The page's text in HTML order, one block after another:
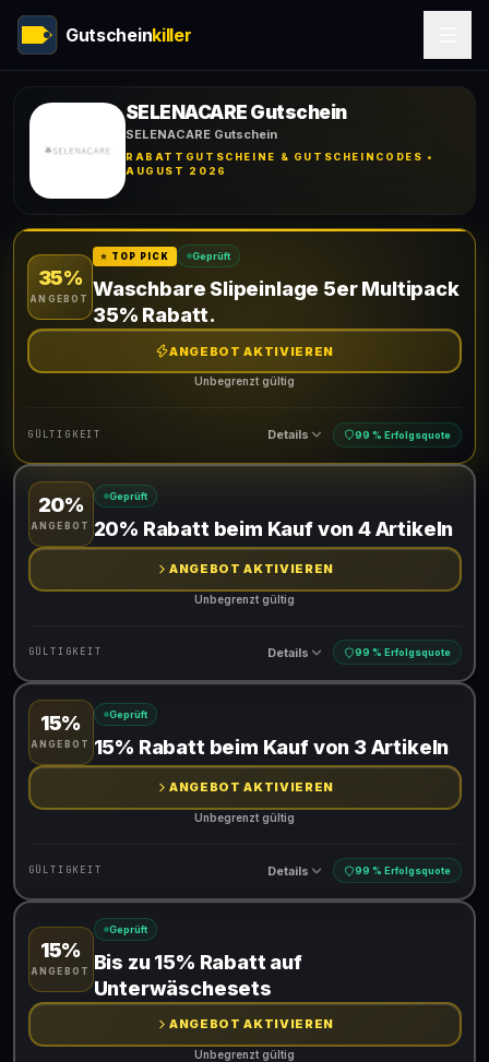
Gutscheinkiller
SELENACARE Gutschein
SELENACARE Gutschein
RABATTGUTSCHEINE & GUTSCHEINCODES •
AUGUST 2026
35%
ANGEBOT
⭐ TOP PICK Geprüft
Waschbare Slipeinlage 5er Multipack
35% Rabatt.
ANGEBOT AKTIVIEREN
Unbegrenzt gültig
GÜLTIGKEIT Details 99 % Erfolgsquote
Gültig für teilnehmende Produkte
20%
ANGEBOT
Geprüft
20% Rabatt beim Kauf von 4 Artikeln
ANGEBOT AKTIVIEREN
Unbegrenzt gültig
GÜLTIGKEIT Details 99 % Erfolgsquote
Gültig für teilnehmende Produkte
15%
ANGEBOT
Geprüft
15% Rabatt beim Kauf von 3 Artikeln
ANGEBOT AKTIVIEREN
Unbegrenzt gültig
GÜLTIGKEIT Details 99 % Erfolgsquote
Gültig für teilnehmende Produkte
15%
ANGEBOT
Geprüft
Bis zu 15% Rabatt auf
Unterwäschesets
ANGEBOT AKTIVIEREN
Unbegrenzt gültig